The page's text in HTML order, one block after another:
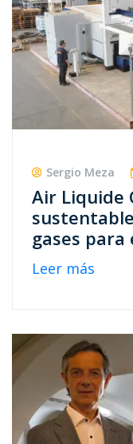
Sergio Meza
Air Liquide
gases
Leer más